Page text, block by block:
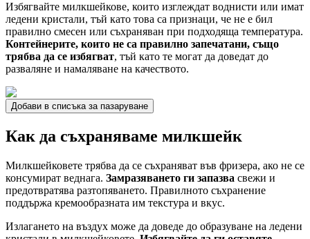
Избягвайте милкшейкове, които изглеждат воднисти или имат
ледени кристали, тъй като това са признаци, че не е бил
правилно смесен или съхраняван при подходяща температура.
Контейнерите, които не са правилно запечатани, също
трябва да се избягват, тъй като те могат да доведат до
разваляне и намаляване на качеството.
Добави в списъка за пазаруване
Как да съхраняваме милкшейк
Милкшейковете трябва да се съхраняват във фризера, ако не се
консумират веднага. Замразяването ги запазва свежи и
предотвратява разтопяването. Правилното съхранение
поддържа кремообразната им текстура и вкус.
Излагането на въздух може да доведе до образуване на ледени